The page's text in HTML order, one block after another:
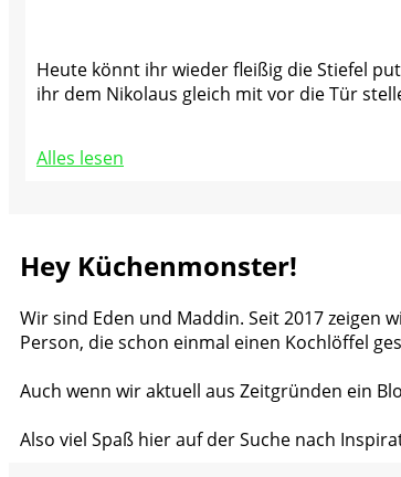
Heute könnt ihr wieder fleißig die Stiefel
ihr dem Nikolaus gleich mit vor die Tür
Alles lesen
Hey Küchenmonster!
Wir sind Eden und Maddin. Seit 2017 zeigen
Person, die schon einmal einen Kochlöffel
Auch wenn wir aktuell aus Zeitgründen ein
Also viel Spaß hier auf der Suche nach